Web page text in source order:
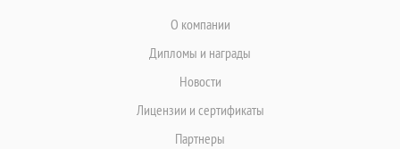
О компании
Дипломы и награды
Новости
Лицензии и сертификаты
Партнеры